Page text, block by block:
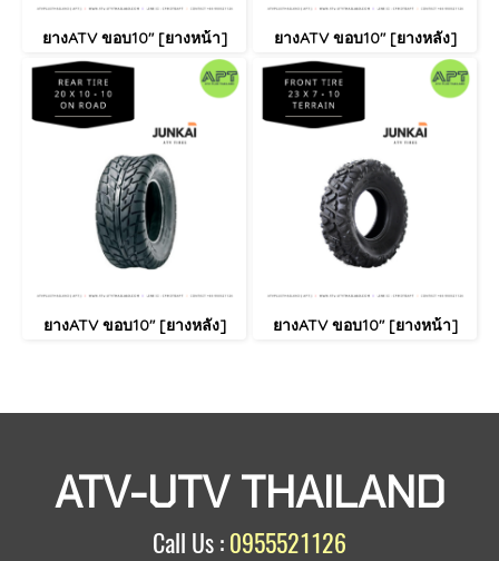
ยางATV ขอบ10" [ยางหน้า] ยางATV ขอบ10" [ยางหลัง]
ยางATV ขอบ10" [ยางหลัง] ยางATV ขอบ10" [ยางหน้า]
ATV-UTV THAILAND
Call Us : 0955521126